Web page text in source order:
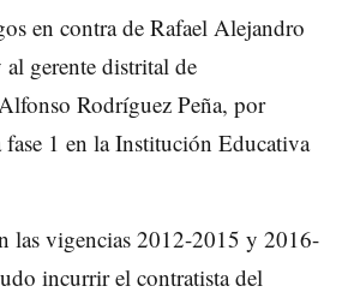
en contra de Rafael Alejandro
gerente distrital de
Rodríguez Peña, por
1 en la Institución Educativa
las vigencias 2012-2015 y 2016-
incurrir el contratista del